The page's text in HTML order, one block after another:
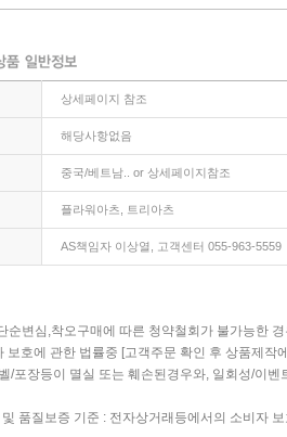
상세페이지 참조
해당사항없음
중국/베트남.. or 상세페이지참조
플라워아츠, 트리아츠
AS책임자 이상열, 고객센터 055-963-5559
순변심,착오구매에 따른 청약철회가 불가능한
호에 관한 법률중 [고객주문 확인 후 상품제작
/포장등이 멸실 또는 훼손된경우와, 일회성/이
품질보증 기준 : 전자상거래등에서의 소비자